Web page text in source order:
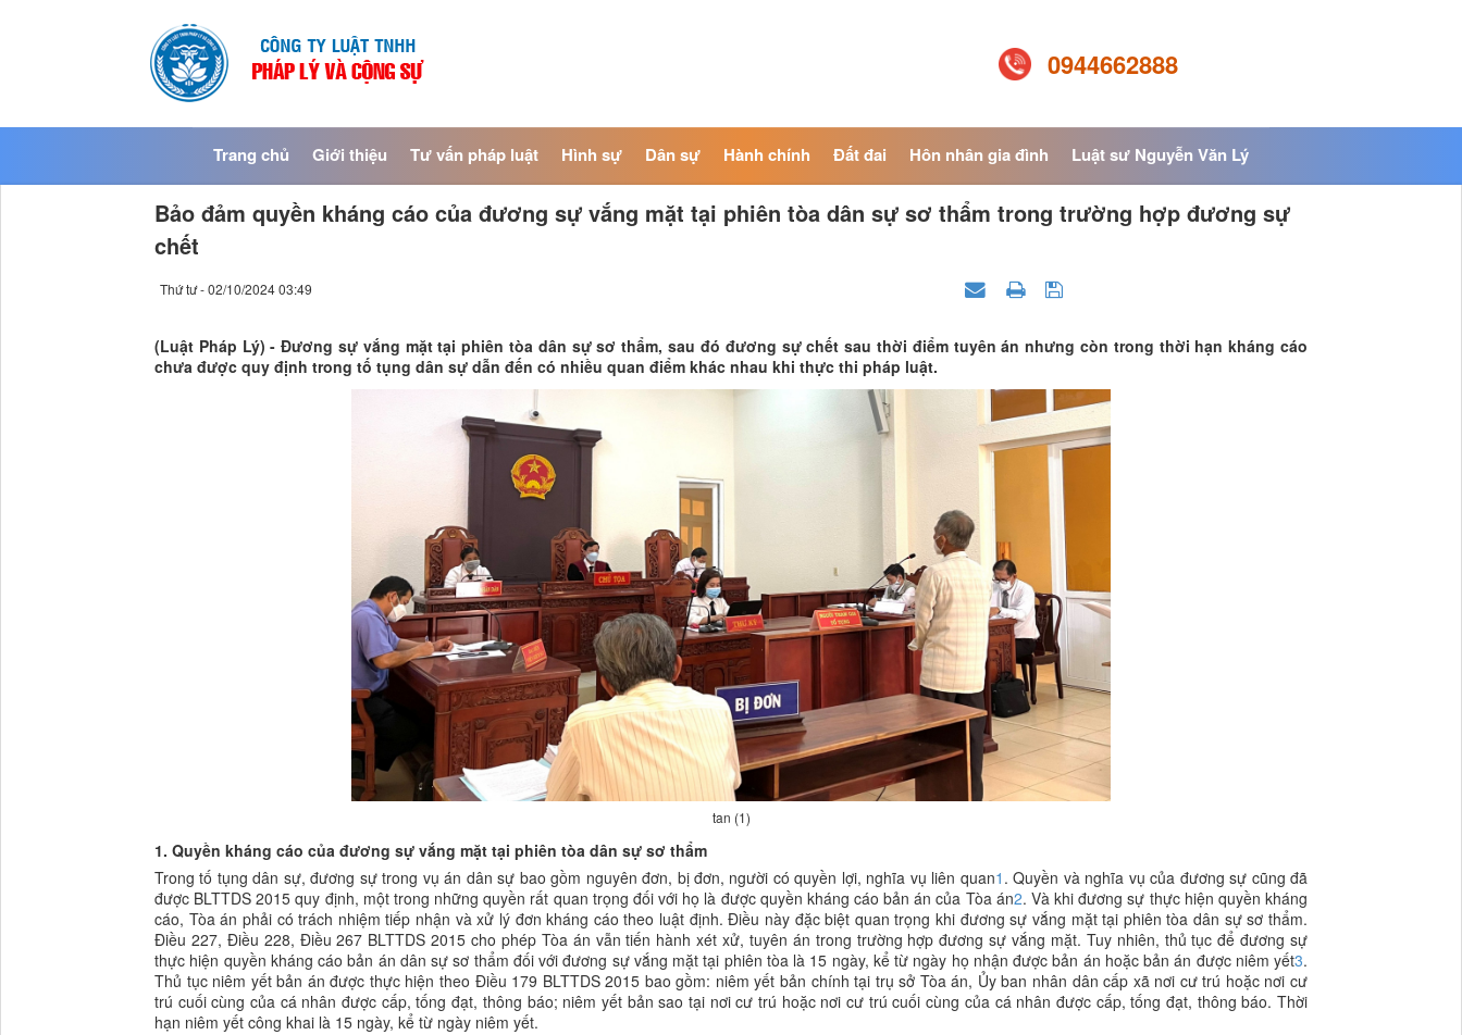
0944662888
Trang chủ Giới thiệu Tư vấn pháp luật Hình sự Dân sự Hành chính Đất đai Hôn nhân gia đình Luật sư Nguyễn Văn Lý
Bảo đảm quyền kháng cáo của đương sự vắng mặt tại phiên tòa dân sự sơ thẩm trong trường hợp đương sự
chết
Thứ tư - 02/10/2024 03:49
(Luật Pháp Lý) - Đương sự vắng mặt tại phiên tòa dân sự sơ thẩm, sau đó đương sự chết sau thời điểm tuyên án nhưng còn trong thời hạn kháng cáo
chưa được quy định trong tố tụng dân sự dẫn đến có nhiều quan điểm khác nhau khi thực thi pháp luật.
tan (1)
1. Quyền kháng cáo của đương sự vắng mặt tại phiên tòa dân sự sơ thẩm
Trong tố tụng dân sự, đương sự trong vụ án dân sự bao gồm nguyên đơn, bị đơn, người có quyền lợi, nghĩa vụ liên quan1 . Quyền và nghĩa vụ của đương sự cũng đã
được BLTTDS 2015 quy định, một trong những quyền rất quan trọng đối với họ là được quyền kháng cáo bản án của Tòa án2. Và khi đương sự thực hiện quyền kháng
cáo, Tòa án phải có trách nhiệm tiếp nhận và xử lý đơn kháng cáo theo luật định. Điều này đặc biệt quan trọng khi đương sự vắng mặt tại phiên tòa dân sự sơ thẩm.
Điều 227, Điều 228, Điều 267 BLTTDS 2015 cho phép Tòa án vẫn tiến hành xét xử, tuyên án trong trường hợp đương sự vắng mặt. Tuy nhiên, thủ tục để đương sự
thực hiện quyền kháng cáo bản án dân sự sơ thẩm đối với đương sự vắng mặt tại phiên tòa là 15 ngày, kể từ ngày họ nhận được bản án hoặc bản án được niêm yết3.
Thủ tục niêm yết bản án được thực hiện theo Điều 179 BLTTDS 2015 bao gồm: niêm yết bản chính tại trụ sở Tòa án, Ủy ban nhân dân cấp xã nơi cư trú hoặc nơi cư
trú cuối cùng của cá nhân được cấp, tống đạt, thông báo; niêm yết bản sao tại nơi cư trú hoặc nơi cư trú cuối cùng của cá nhân được cấp, tống đạt, thông báo. Thời
hạn niêm yết công khai là 15 ngày, kể từ ngày niêm yết.